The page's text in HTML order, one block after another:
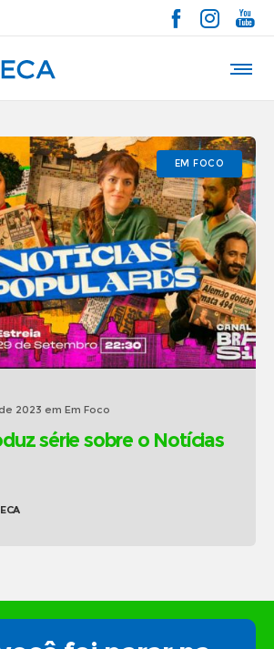
EM FOCO
2023 em Em Foco
série sobre o Notícias